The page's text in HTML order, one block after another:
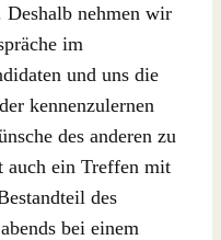
nehmen wir
im
und uns die
kennenzulernen
des anderen zu
auch ein Treffen mit
des
bei einem